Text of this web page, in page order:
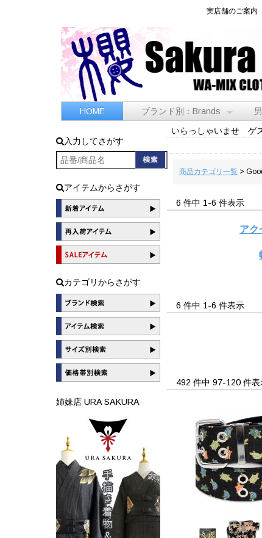
実店舗のご案内
HOME ブランド別：Brands
入力してさがす
アイテムからさがす
カテゴリからさがす
姉妹店 URA SAKURA
いらっしゃいませ ゲ
商品カテゴリ一覧>
6 件中 1-6 件表示
アク
6 件中 1-6 件表示
492 件中 97-120 件